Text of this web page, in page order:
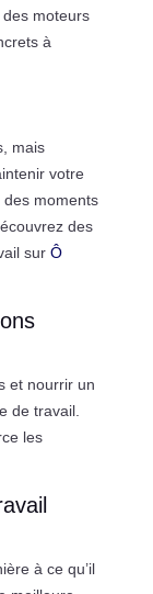
moteurs
à
mais
votre
moments
des
sur Ô
et nourrir un
de travail.
les
à ce qu’il